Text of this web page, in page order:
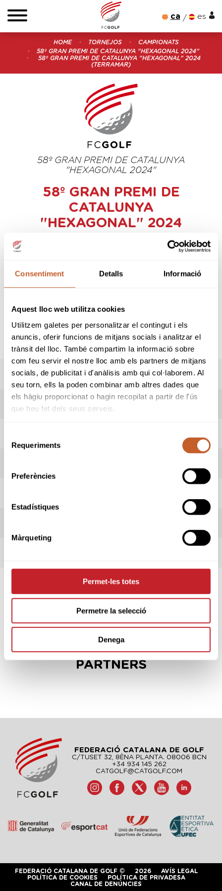
Consentiment Detalls Informació
Aquest lloc web utilitza cookies
Utilitzem galetes per personalitzar el contingut i els
anuncis, oferir funcions de mitjans socials i analitzar el
trànsit del lloc. També compartim la informació sobre
com feu servir el nostre lloc amb els partners de mitjans
socials, de publicitat i d'anàlisis amb qui col·laborem. Al
seu torn, ells la poden combinar amb altres dades que
els hàgiu proporcionat o hagin recopilat a partir de l'ús
que heu fet dels seus serveis.
Requeriments
Preferències
Estadístiques
Màrqueting
Permet-les totes
Permetre la selecció
Denega
ca es
HOME TORNEJOS
CAMPIONATS
58º GRAN PREMI DE CATALUNYA "HEXAGONAL 2024"
58º GRAN PREMI DE CATALUNYA "HEXAGONAL" 2024
(TERRAMAR)
58º GRAN PREMI DE CATALUNYA
"HEXAGONAL 2024"
58º GRAN PREMI DE
CATALUNYA
"HEXAGONAL" 2024
Seu:
Club de Golf Terramar
Data fi:
Tipus: Obert
SNR M-A MYR B&G CAD
PREMIS
RESULTATS
SPONSORS
PARTNERS
FEDERACIÓ CATALANA DE GOLF
C/TUSET 32, 8ÈNA PLANTA. 08006 BCN
+34 934 145 262
CATGOLF@CATGOLF.COM
FEDERACIÓ CATALANA DE GOLF © 2026
AVÍS LEGAL
POLÍTICA DE COOKIES
POLÍTICA DE PRIVADESA
CANAL DE DENÚNCIES